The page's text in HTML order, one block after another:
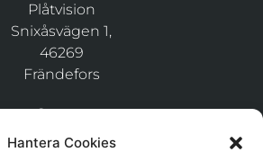
Hantera Cookies
Plåtvision
Snixåsvägen 1,
46269
Frändefors
Org.nr:
911029-